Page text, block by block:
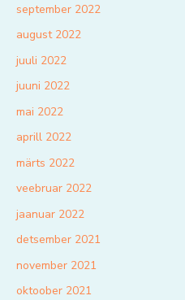
september 2022
august 2022
juuli 2022
juuni 2022
mai 2022
aprill 2022
märts 2022
veebruar 2022
jaanuar 2022
detsember 2021
november 2021
oktoober 2021